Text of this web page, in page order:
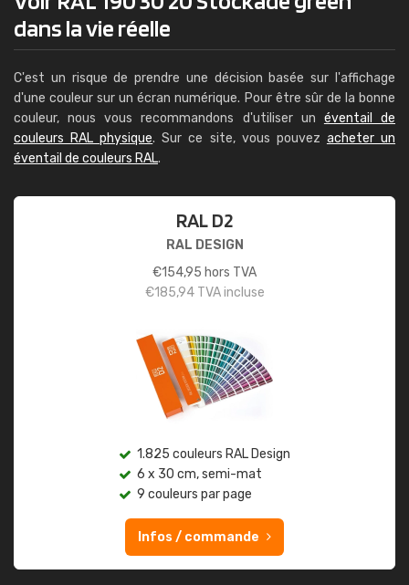
dans la vie réelle
C'est un risque de prendre une décision basée sur l'affichage
d'une couleur sur un écran numérique. Pour être sûr de la bonne
couleur, nous vous recommandons d'utiliser un éventail de
couleurs RAL physique. Sur ce site, vous pouvez acheter un
éventail de couleurs RAL.
RAL D2
RAL DESIGN
€154,95 hors TVA
€185,94TVA incluse
1.825 couleurs RAL Design
6 x 30 cm, semi-mat
9 couleurs par page
Infos / commande